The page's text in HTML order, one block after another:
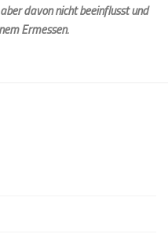
davon nicht beeinflusst und
Ermessen.